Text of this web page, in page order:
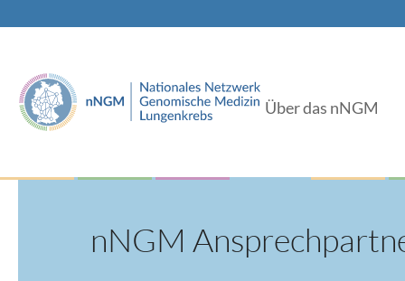
Über das nNGM
nNGM